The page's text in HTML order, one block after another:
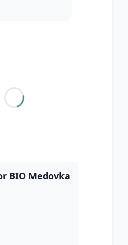
BIO Medovka